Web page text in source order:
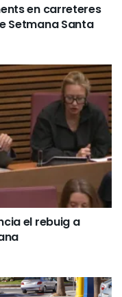
en carreteres
Setmana Santa
el rebuig a